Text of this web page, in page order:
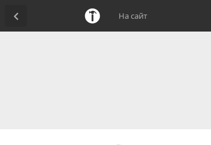
На сайт